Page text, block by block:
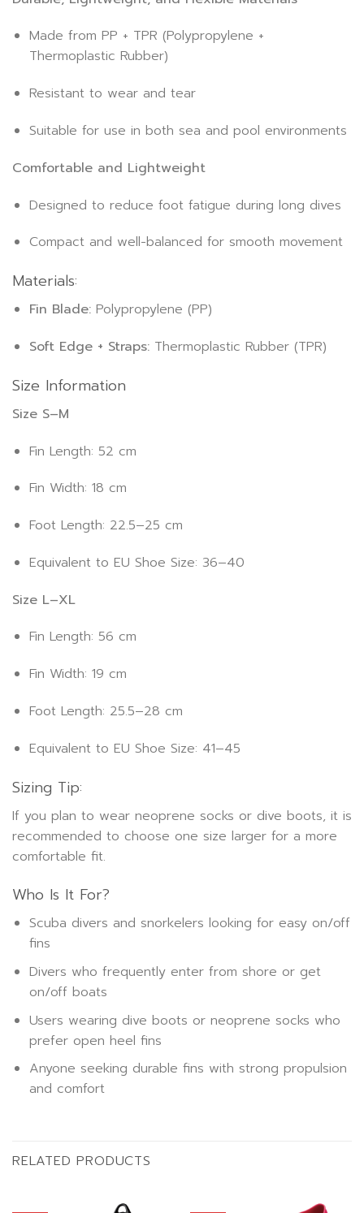
Made from PP + TPR (Polypropylene +
Thermoplastic Rubber)
Resistant to wear and tear
Suitable for use in both sea and pool environments
Comfortable and Lightweight
Designed to reduce foot fatigue during long dives
Compact and well-balanced for smooth movement
Materials:
Fin Blade:Polypropylene (PP)
Soft Edge + Straps:Thermoplastic Rubber (TPR)
Size Information
Size S–M
Fin Length: 52 cm
Fin Width: 18 cm
Foot Length: 22.5–25 cm
Equivalent to EU Shoe Size: 36–40
Size L–XL
Fin Length: 56 cm
Fin Width: 19 cm
Foot Length: 25.5–28 cm
Equivalent to EU Shoe Size: 41–45
Sizing Tip:
If you plan to wear neoprene socks or dive boots, it is
recommended to choose one size larger for a more
comfortable fit.
Who Is It For?
Scuba divers and snorkelers looking for easy on/off
fins
Divers who frequently enter from shore or get
on/off boats
Users wearing dive boots or neoprene socks who
prefer open heel fins
Anyone seeking durable fins with strong propulsion
and comfort
RELATED PRODUCTS